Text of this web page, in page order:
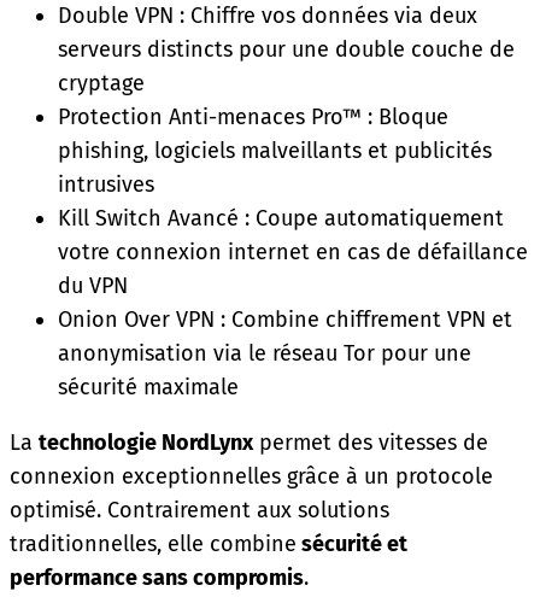
Double VPN : Chiffre vos données via deux
serveurs distincts pour une double couche de
cryptage
Protection Anti-menaces Pro™ : Bloque
phishing, logiciels malveillants et publicités
intrusives
Kill Switch Avancé : Coupe automatiquement
votre connexion internet en cas de défaillance
du VPN
Onion Over VPN : Combine chiffrement VPN et
anonymisation via le réseau Tor pour une
sécurité maximale
La technologie NordLynxpermet des vitesses de
connexion exceptionnelles grâce à un protocole
optimisé. Contrairement aux solutions
traditionnelles, elle combine sécurité et
performance sans compromis.